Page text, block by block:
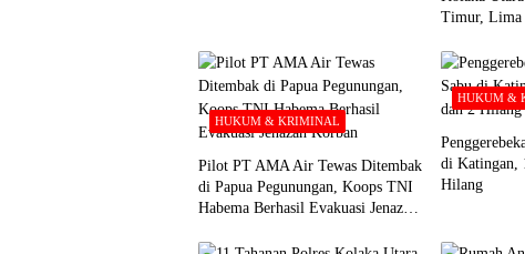
Timur, Lima
HUKUM & KRIMINAL
Pilot PT AMA Air Tewas Ditembak
di Papua Pegunungan, Koops TNI
Habema Berhasil Evakuasi Jenazah
HUKUM &
di Katingan,
Hilang